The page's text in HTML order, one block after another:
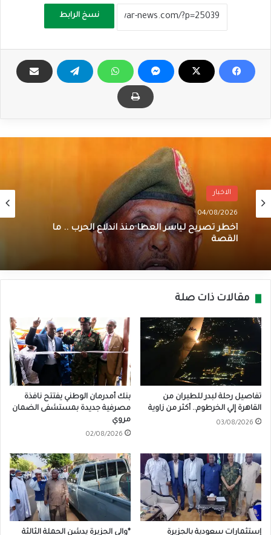
نسخ الرابط
الاخبار
04/08/2026
أخطر تصريح لياسر العطا منذ اندلاع الحرب .. ما
القصة
مقالات ذات صلة
تفاصيل رحلة لبدر للطيران من
القاهرة إلي الخرطوم.. أكثر من زاوية
03/08/2026
بنك أمدرمان الوطني يفتتح نافذة
مصرفية جديدة بمستشفى الضمان
مروي
02/08/2026
إستثمارات سعودية بالجزيرة
*والي الجزيرة يدشن الحملة الثالثة